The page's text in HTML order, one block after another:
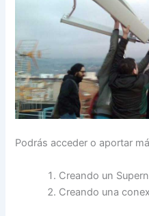
Podrás acceder o aportar
Creando un
Creando una